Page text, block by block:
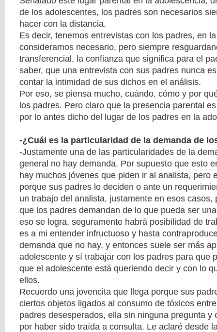
de los adolescentes, los padres son necesarios
hacer con la distancia.
Es decir, tenemos entrevistas con los padres, en
consideramos necesario, pero siempre
transferencial, la confianza que significa para el
saber, que una entrevista con sus padres nunca
contar la intimidad de sus dichos en el análisis.
Por eso, se piensa mucho, cuándo, cómo y por
los padres. Pero claro que la presencia parental
por lo antes dicho del lugar de los padres en la
-¿Cuál es la particularidad de la demanda de
-Justamente una de las particularidades de la
general no hay demanda. Por supuesto que esto
hay muchos jóvenes que piden ir al analista, pero
porque sus padres lo deciden o ante un
un trabajo del analista, justamente en esos casos,
que los padres demandan de lo que pueda ser
eso se logra, seguramente habrá posibilidad de
es a mi entender infructuoso y hasta
demanda que no hay, y entonces suele ser más
adolescente y sí trabajar con los padres para que
que el adolescente está queriendo decir y con lo
ellos.
Recuerdo una jovencita que llega porque sus
ciertos objetos ligados al consumo de tóxicos
padres desesperados, ella sin ninguna pregunta y
por haber sido traída a consulta. Le aclaré desde